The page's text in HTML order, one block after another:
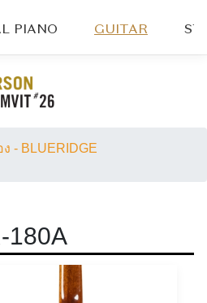
PIANO GUITAR
- BLUERIDGE
180A